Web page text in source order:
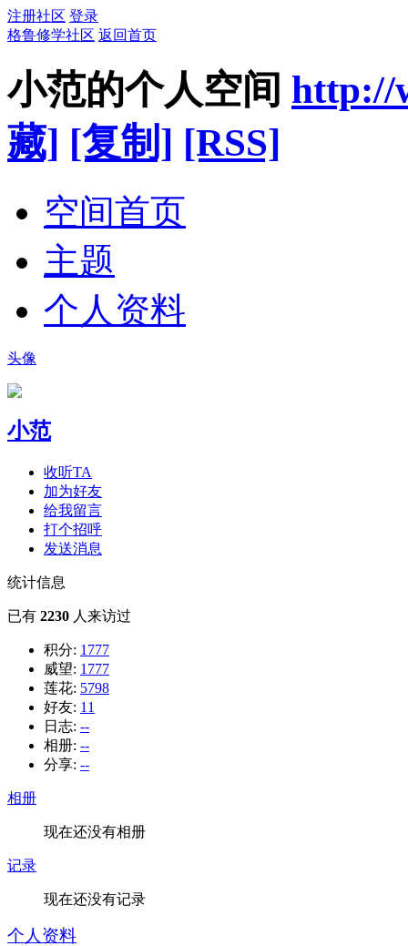
注册社区 登录
格鲁修学社区 返回首页
小范的个人空间 http://
藏] [复制] [RSS]
空间首页
主题
个人资料
头像
小范
收听TA
加为好友
给我留言
打个招呼
发送消息
统计信息
已有 2230 人来访过
积分: 1777
威望: 1777
莲花: 5798
好友: 11
日志: --
相册: --
分享: --
相册
现在还没有相册
记录
现在还没有记录
个人资料